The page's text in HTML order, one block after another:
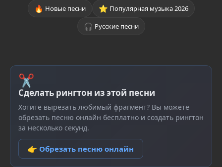
🔥 Новые песни ⭐ Популярная музыка 2026
🎧 Русские песни
✂
Сделать рингтон из этой песни
Хотите вырезать любимый фрагмент? Вы можете
обрезать песню онлайн бесплатно и создать рингтон
за несколько секунд.
👉 Обрезать песню онлайн